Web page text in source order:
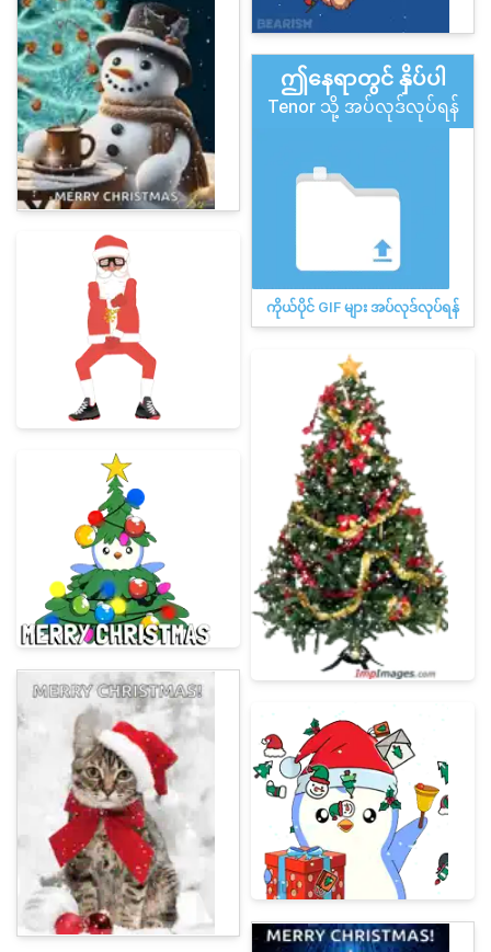
ဤနေရာတွင် နှိပ်ပါ
Tenor သို့ အပ်လုဒ်လုပ်ရန်
ကိုယ်ပိုင် GIF များ အပ်လုဒ်လုပ်ရန်